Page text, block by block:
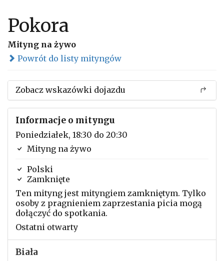
Pokora
Mityng na żywo
Powrót do listy mityngów
Zobacz wskazówki dojazdu
Informacje o mityngu
Poniedziałek, 18:30 do 20:30
Mityng na żywo
Polski
Zamknięte
Ten mityng jest mityngiem zamkniętym. Tylko
osoby z pragnieniem zaprzestania picia mogą
dołączyć do spotkania.
Ostatni otwarty
Biała